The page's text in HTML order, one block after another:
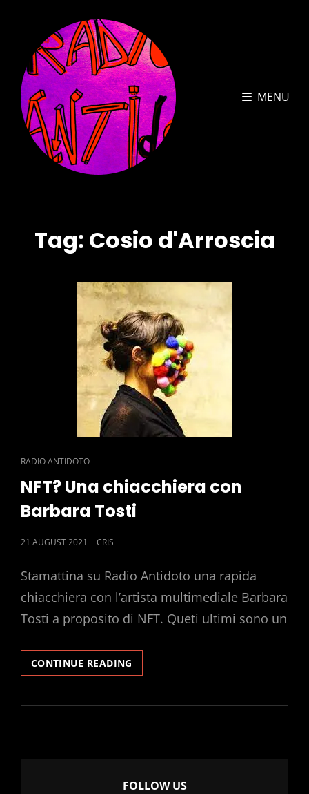
MENU
Tag: Cosio d'Arroscia
CAT
LINKS
RADIO ANTIDOTO
NFT? Una chiacchiera con
Barbara Tosti
POSTED
21 AUGUST 2021 CRIS
Stamattina su Radio Antidoto una rapida
chiacchiera con l’artista multimediale Barbara
Tosti a proposito di NFT. Queti ultimi sono un
CONTINUE READING
UNA
CON
FOLLOW US